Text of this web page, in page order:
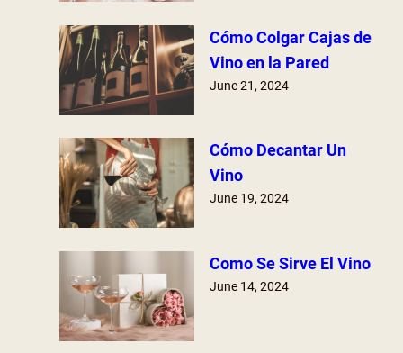
Cómo Colgar Cajas de
Vino en la Pared
June 21, 2024
Cómo Decantar Un
Vino
June 19, 2024
Como Se Sirve El Vino
June 14, 2024